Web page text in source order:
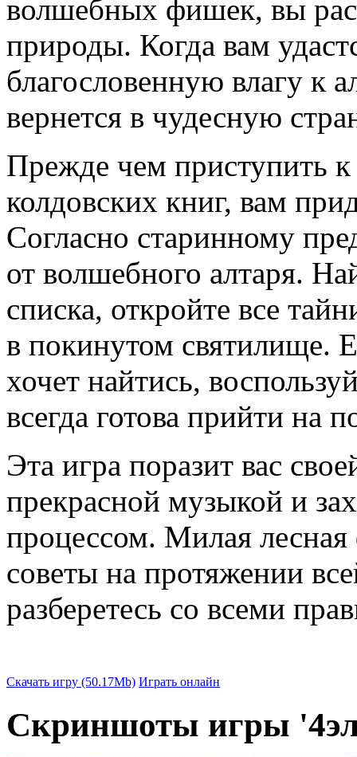
волшебных фишек, вы
природы. Когда вам
благословенную влагу к
вернется в чудесную
Прежде чем приступить
колдовских книг, вам
Согласно старинному
от волшебного алтаря.
списка, откройте все
в покинутом святилище.
хочет найтись,
всегда готова прийти на
Эта игра поразит вас
прекрасной музыкой и
процессом. Милая лесная
советы на протяжении
разберетесь со всеми
Скачать игру (50.17Mb) Играть онлайн
Скриншоты игры